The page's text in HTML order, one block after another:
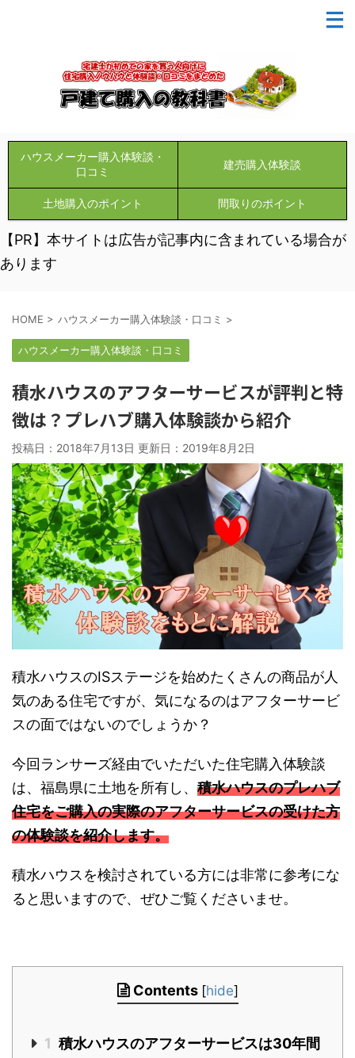
ハウスメーカー購入体験談・
口コミ
建売購入体験談
土地購入のポイント 間取りのポイント
【PR】本サイトは広告が記事内に含まれている場合が
あります
HOME > ハウスメーカー購入体験談・口コミ >
ハウスメーカー購入体験談・口コミ
積水ハウスのアフターサービスが評判と特
徴は？プレハブ購入体験談から紹介
投稿日：2018年7月13日 更新日： 2019年8月2日
積水ハウスのISステージを始めたくさんの商品が人
気のある住宅ですが、気になるのはアフターサービ
スの面ではないのでしょうか？
今回ランサーズ経由でいただいた住宅購入体験談
は、福島県に土地を所有し、 積水ハウスのプレハブ
住宅をご購入の実際のアフターサービスの受けた方
の体験談を紹介します。
積水ハウスを検討されている方には非常に参考にな
ると思いますので、ぜひご覧くださいませ。
Contents [hide]
1 積水ハウスのアフターサービスは30年間